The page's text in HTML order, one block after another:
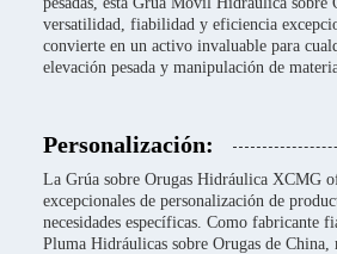
versatilidad, fiabilidad y eficiencia
convierte en un activo invaluable para
elevación pesada y manipulación de
Personalización:
La Grúa sobre Orugas Hidráulica XCMG
excepcionales de personalización de
necesidades específicas. Como fabricante
Pluma Hidráulicas sobre Orugas de China,